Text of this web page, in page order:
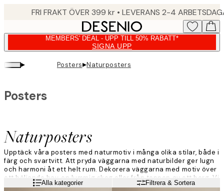
FRI FRAKT ÖVER 399 kr • LEVERANS 2-4
MEMBERS' DEAL - UPP TILL 50% RABATT*
SIGNA UPP
▸ Posters▸Naturposters
Naturposters
Posters
Upptäck våra posters med naturmotiv i många olika stilar, både i
färg och svartvitt. Att pryda väggarna med naturbilder ger lugn
och harmoni åt ett helt rum. Dekorera väggarna med motiv över
ett böljande hav, en lummig skog eller från toppen av ett berg. Vi
har ett brett utbud för att passa många inredningsstilar.
Alla kategorier Filtrera & Sortera